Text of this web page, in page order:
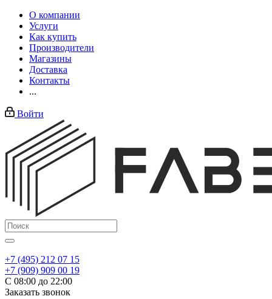
О компании
Услуги
Как купить
Производители
Магазины
Доставка
Контакты
...
Войти
+7 (495) 212 07 15
+7 (909) 909 00 19
С 08:00 до 22:00
Заказать звонок